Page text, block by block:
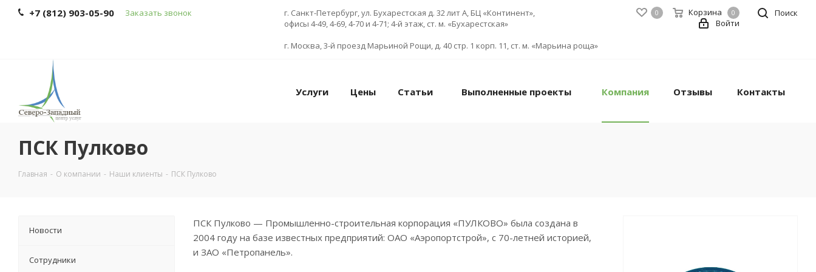
+7 (812) 903-05-90 Заказать звонок
г. Санкт-Петербург, ул. Бухарестская д. 32 лит А, БЦ «Континент»,
офисы 4-49, 4-69, 4-70 и 4-71; 4-й этаж, ст. м. «Бухарестская»
г. Москва, 3-й проезд Марьиной Рощи, д. 40 стр. 1 корп. 11, ст. м. «Марьина роща»
Поиск
0 Корзина 0
Войти
Услуги Цены Статьи Выполненные проекты Компания Отзывы Контакты
ПСК Пулково
Главная - О компании - Наши клиенты - ПСК Пулково
ПСК Пулково — Промышленно-строительная корпорация «ПУЛКОВО» была создана в
2004 году на базе известных предприятий: ОАО «Аэропортстрой», с 70-летней историей,
и ЗАО «Петропанель».
Новости
Сотрудники